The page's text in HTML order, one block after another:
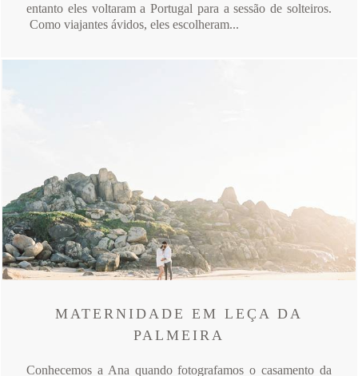
entanto eles voltaram a Portugal para a sessão de solteiros.
Como viajantes ávidos, eles escolheram...
MATERNIDADE EM LEÇA DA
PALMEIRA
Conhecemos a Ana quando fotografamos o casamento da